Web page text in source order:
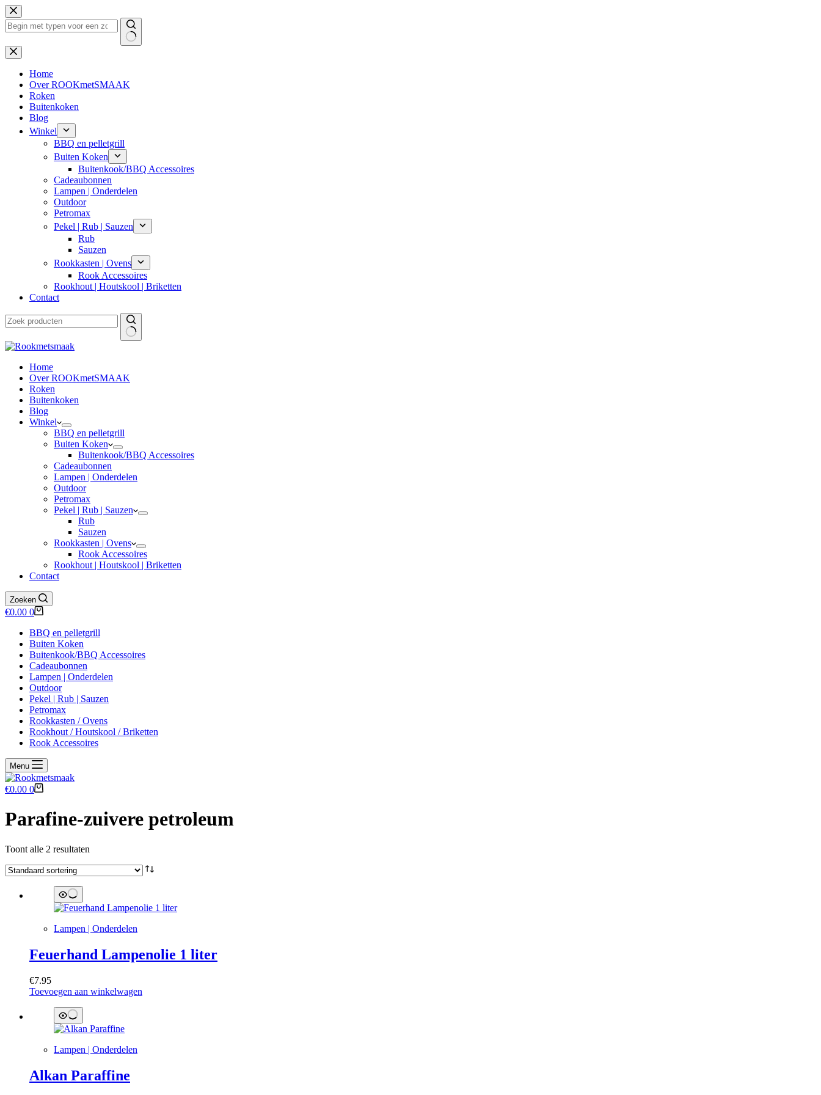
Ga
naar
de
Geen
resultaten
Home
Over ROOKmetSMAAK
Roken
Buitenkoken
Blog
Winkel
BBQ en pelletgrill
Buiten Koken
Buitenkook/BBQ Accessoires
Cadeaubonnen
Lampen | Onderdelen
Outdoor
Petromax
Pekel | Rub | Sauzen
Rub
Sauzen
Rookkasten | Ovens
Rook Accessoires
Rookhout | Houtskool | Briketten
Contact
Home
Over ROOKmetSMAAK
Roken
Buitenkoken
Blog
Winkel
BBQ en pelletgrill
Buiten Koken
Buitenkook/BBQ Accessoires
Cadeaubonnen
Lampen | Onderdelen
Outdoor
Petromax
Pekel | Rub | Sauzen
Rub
Sauzen
Rookkasten | Ovens
Rook Accessoires
Rookhout | Houtskool | Briketten
Contact
Zoeken
Winkelwagen
€0.00 0
BBQ en pelletgrill
Buiten Koken
Buitenkook/BBQ Accessoires
Cadeaubonnen
Lampen | Onderdelen
Outdoor
Pekel | Rub | Sauzen
Petromax
Rookkasten / Ovens
Rookhout / Houtskool / Briketten
Rook Accessoires
Menu
Winkelwagen
€0.00 0
Parafine-zuivere petroleum
Toont alle 2 resultaten
Lampen | Onderdelen
Feuerhand Lampenolie 1 liter
€7.95
Toevoegen aan winkelwagen
Lampen | Onderdelen
Alkan Paraffine